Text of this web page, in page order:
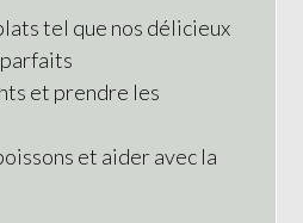
tel que nos délicieux
et prendre les
et aider avec la